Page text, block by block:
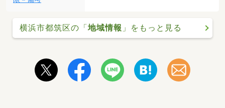
横浜市都筑区の「 地域情報 」をもっと見る